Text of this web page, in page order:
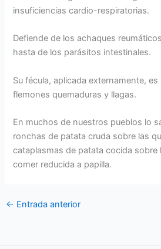
insuficiencias cardio-respiratorias.
Defiende de los achaques
hasta de los parásitos intestinales.
Su fécula, aplicada externamente,
flemones quemaduras y llagas.
En muchos de nuestros pueblos lo
ronchas de patata cruda sobre las
cataplasmas de patata cocida sobre
comer reducida a papilla.
← Entrada anterior